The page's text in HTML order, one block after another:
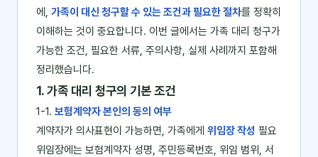
에, 가족이 대신 청구할 수 있는 조건과 필요한 절차를 정확히
이해하는 것이 중요합니다. 이번 글에서는 가족 대리 청구가
가능한 조건, 필요한 서류, 주의사항, 실제 사례까지 포함해
정리했습니다.
1. 가족 대리 청구의 기본 조건
1-1. 보험계약자 본인의 동의 여부
계약자가 의사표현이 가능하면, 가족에게 위임장 작성 필요
위임장에는 보험계약자 성명, 주민등록번호, 위임 범위, 서